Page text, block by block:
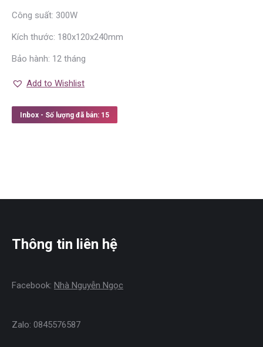
Công suất: 300W
Kích thước: 180x120x240mm
Bảo hành: 12 tháng
Add to Wishlist
Inbox - Số lượng đã bán: 15
Thông tin liên hệ
Facebook: Nhà Nguyễn Ngọc
Zalo: 0845576587